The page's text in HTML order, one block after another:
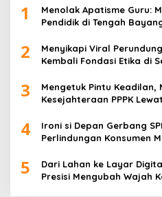
1
Menolak Apatisme Guru:
Pendidik di Tengah
2
Menyikapi Viral
Kembali Fondasi Etika di
3
Mengetuk Pintu Keadilan,
Kesejahteraan PPPK
4
Ironi si Depan Gerbang
Perlindungan Konsumen
5
Dari Lahan ke Layar